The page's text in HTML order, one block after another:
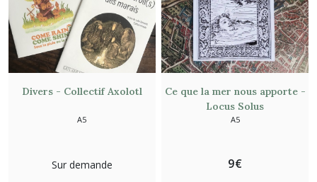
Divers - Collectif Axolotl
A5
Sur demande
Ce que la mer nous apporte -
Locus Solus
A5
9€